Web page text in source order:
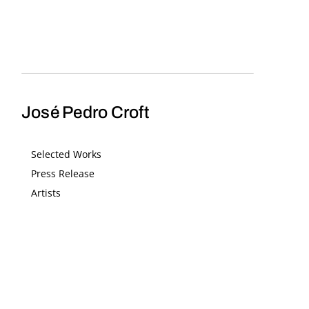
José Pedro Croft
Selected Works
Press Release
Artists